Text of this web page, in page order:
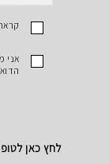
אני
לחץ כאן